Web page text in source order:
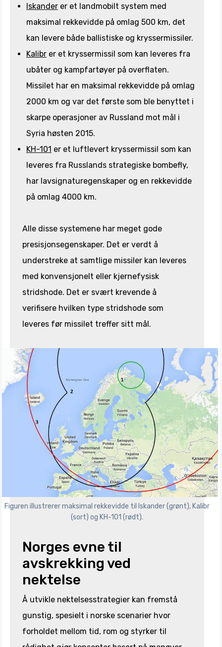
Iskander er et landmobilt system med
maksimal rekkevidde på omlag 500 km, det
kan levere både ballistiske og kryssermissiler.
Kalibr er et kryssermissil som kan leveres fra
ubåter og kampfartøyer på overflaten.
Missilet har en maksimal rekkevidde på omlag
2000 km og var det første som ble benyttet i
skarpe operasjoner av Russland mot mål i
Syria høsten 2015.
KH-101 er et luftlevert kryssermissil som kan
leveres fra Russlands strategiske bombefly,
har lavsignaturegenskaper og en rekkevidde
på omlag 4000 km.
Alle disse systemene har meget gode
presisjonsegenskaper. Det er verdt å
understreke at samtlige missiler kan leveres
med konvensjonelt eller kjernefysisk
stridshode. Det er svært krevende å
verifisere hvilken type stridshode som
leveres før missilet treffer sitt mål.
Figuren illustrerer maksimal rekkevidde til Iskander (grønt), Kalibr
(sort) og KH-101 (rødt).
Norges evne til
avskrekking ved
nektelse
Å utvikle nektelsesstrategier kan fremstå
gunstig, spesielt i norske scenarier hvor
forholdet mellom tid, rom og styrker til